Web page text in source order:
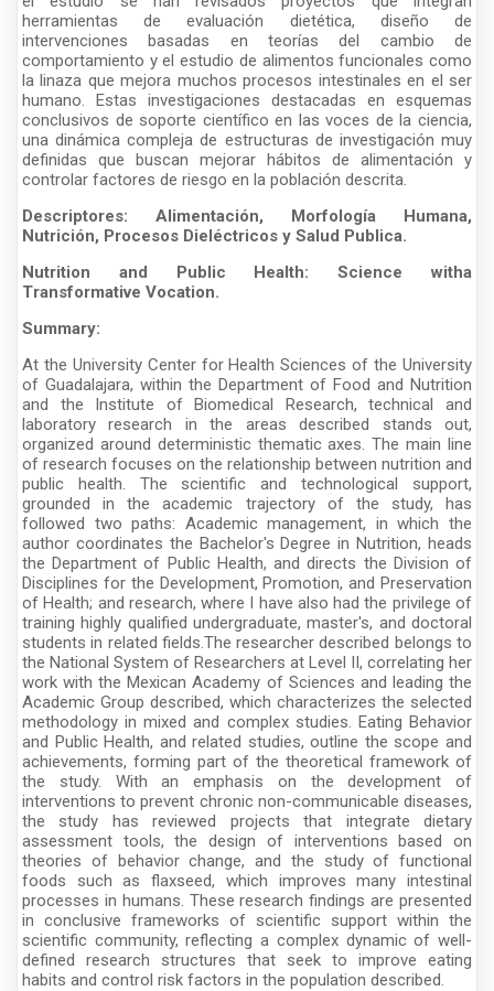
herramientas de evaluación dietética, diseño de
intervenciones basadas en teorías del cambio de
comportamiento y el estudio de alimentos funcionales como
la linaza que mejora muchos procesos intestinales en el ser
humano. Estas investigaciones destacadas en esquemas
conclusivos de soporte científico en las voces de la ciencia,
una dinámica compleja de estructuras de investigación muy
definidas que buscan mejorar hábitos de alimentación y
controlar factores de riesgo en la población descrita.
Descriptores: Alimentación, Morfología Humana,
Nutrición, Procesos Dieléctricos y Salud Publica.
Nutrition and Public Health: Science witha
Transformative Vocation.
Summary:
At the University Center for Health Sciences of the University
of Guadalajara, within the Department of Food and Nutrition
and the Institute of Biomedical Research, technical and
laboratory research in the areas described stands out,
organized around deterministic thematic axes. The main line
of research focuses on the relationship between nutrition and
public health. The scientific and technological support,
grounded in the academic trajectory of the study, has
followed two paths: Academic management, in which the
author coordinates the Bachelor's Degree in Nutrition, heads
the Department of Public Health, and directs the Division of
Disciplines for the Development, Promotion, and Preservation
of Health; and research, where I have also had the privilege of
training highly qualified undergraduate, master's, and doctoral
students in related fields.The researcher described belongs to
the National System of Researchers at Level II, correlating her
work with the Mexican Academy of Sciences and leading the
Academic Group described, which characterizes the selected
methodology in mixed and complex studies. Eating Behavior
and Public Health, and related studies, outline the scope and
achievements, forming part of the theoretical framework of
the study. With an emphasis on the development of
interventions to prevent chronic non-communicable diseases,
the study has reviewed projects that integrate dietary
assessment tools, the design of interventions based on
theories of behavior change, and the study of functional
foods such as flaxseed, which improves many intestinal
processes in humans. These research findings are presented
in conclusive frameworks of scientific support within the
scientific community, reflecting a complex dynamic of well-
defined research structures that seek to improve eating
habits and control risk factors in the population described.